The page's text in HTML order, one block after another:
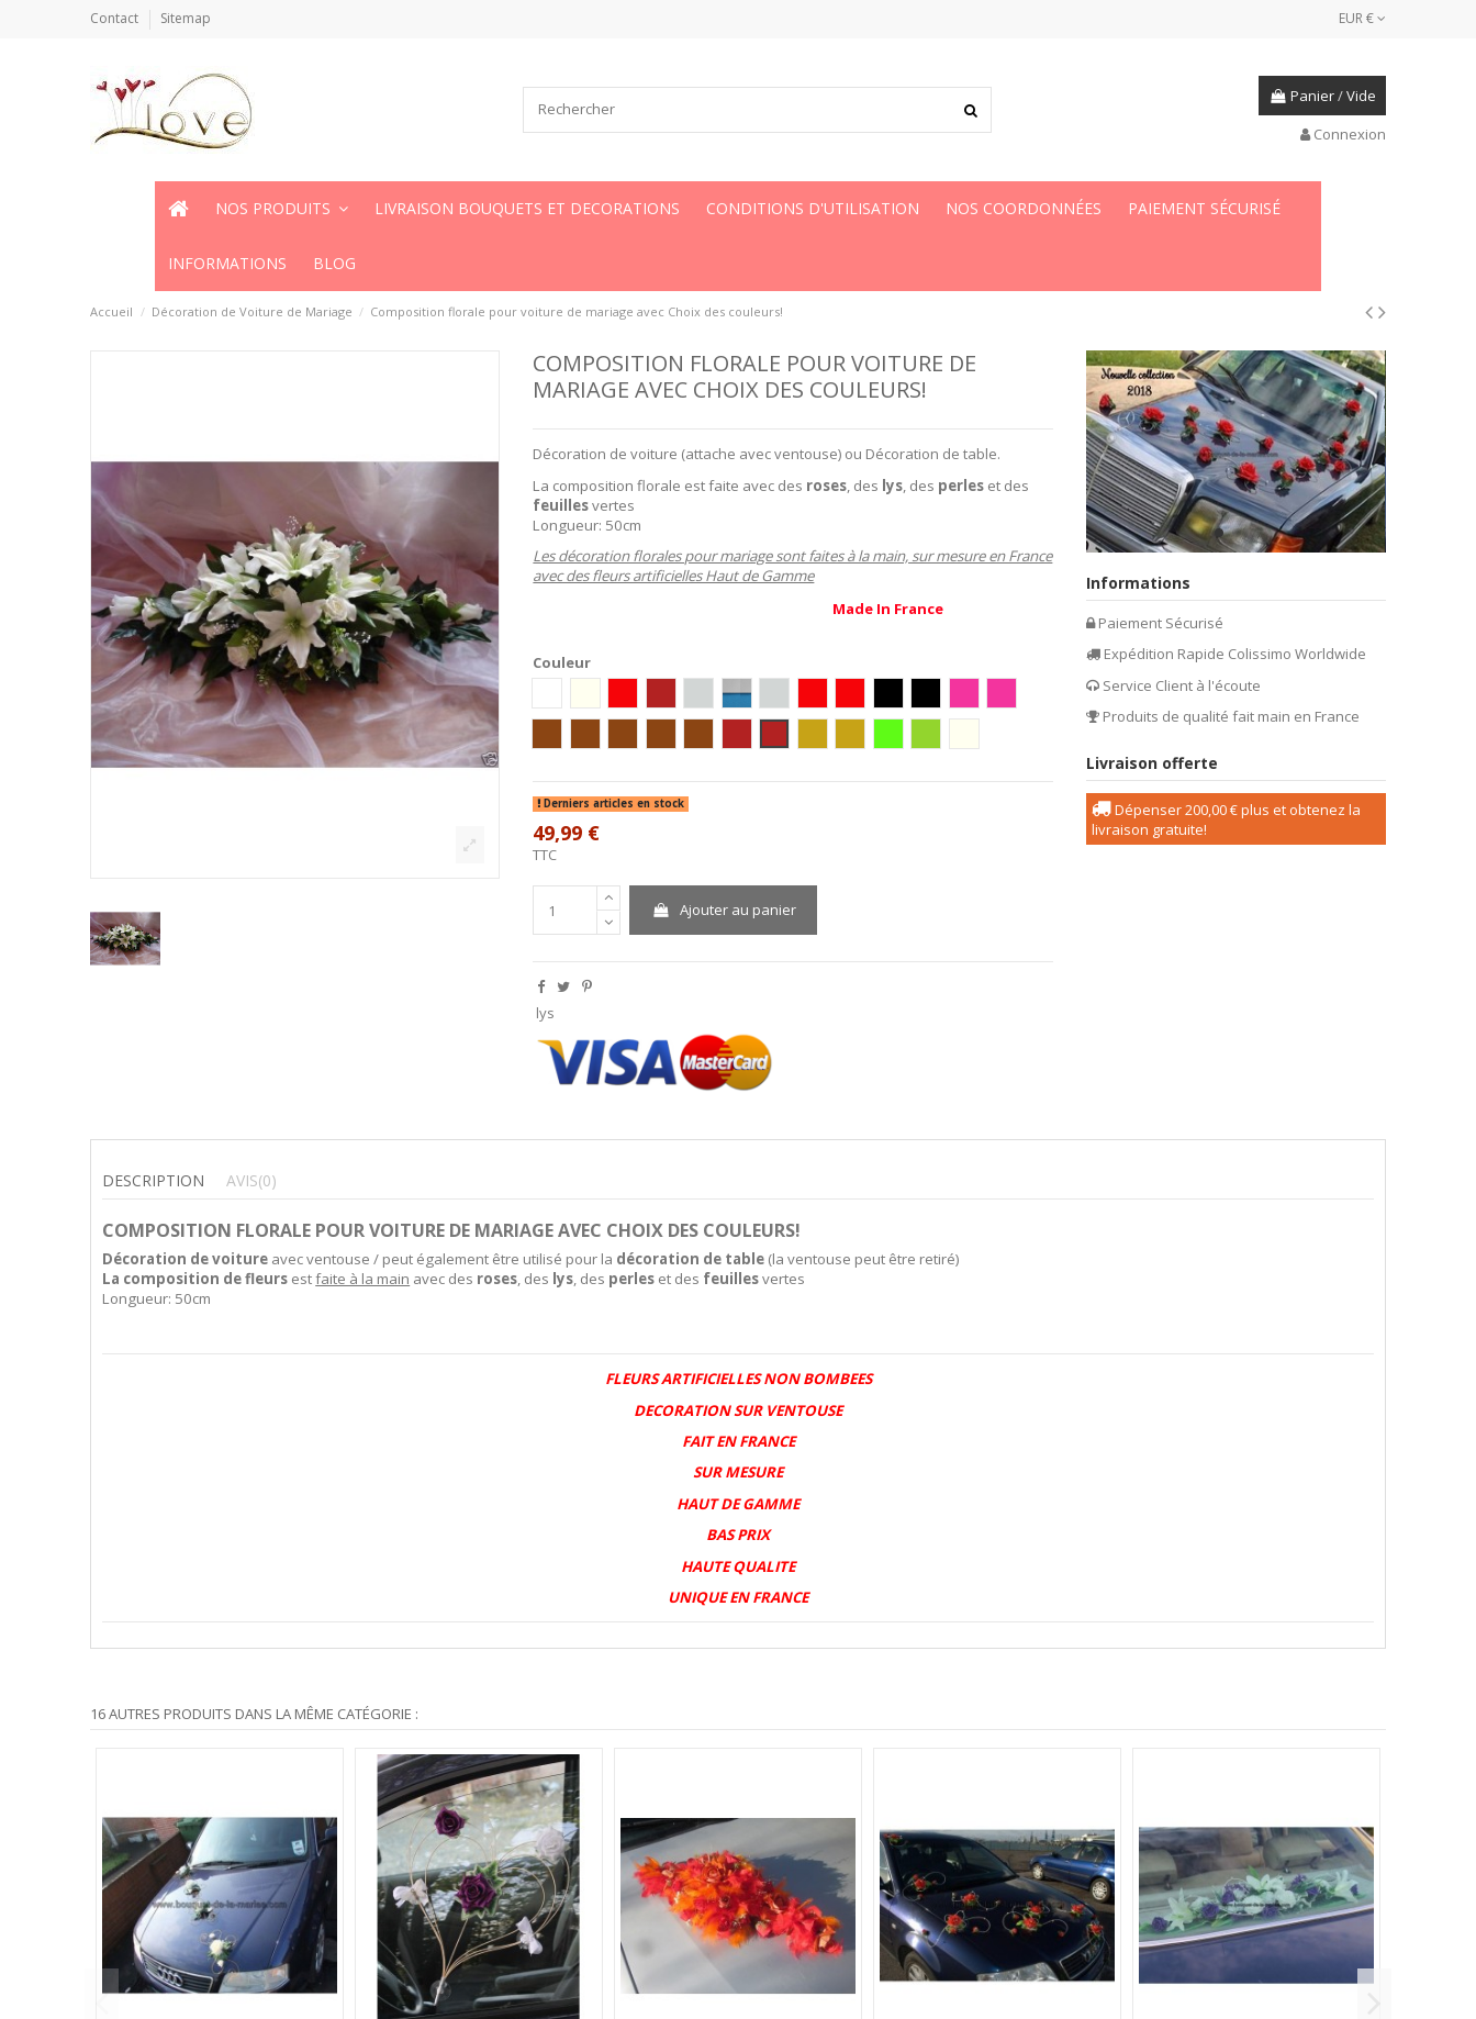
Contact Sitemap EUR €
Panier/Vide
Connexion
NOS PRODUITS LIVRAISON BOUQUETS ET DECORATIONS CONDITIONS D'UTILISATION NOS COORDONNÉES PAIEMENT SÉCURISÉ
INFORMATIONS BLOG
Accueil Décoration de Voiture de Mariage Composition florale pour voiture de mariage avec Choix des couleurs!
COMPOSITION FLORALE POUR VOITURE DE
MARIAGE AVEC CHOIX DES COULEURS!
Décoration de voiture (attache avec ventouse) ou Décoration de table.
La composition florale est faite avec des roses , des lys , des perles et des
feuillesvertes
Longueur: 50cm
Les décoration florales pour mariage sont faites à la main, sur mesure en France
avec des fleurs artificielles Haut de Gamme
Made In France
Couleur
blanc/rouge/or
bordeaux/ivoire/or
Blanc/Argent
Blanc/Turquoise
Derniers articles en stock
49,99 €
TTC
Ajouter au panier
lys
Informations
Paiement Sécurisé
Expédition Rapide Colissimo Worldwide
Service Client à l'écoute
Produits de qualité fait main en France
Livraison offerte
Dépenser200,00 €plus et obtenez la
livraison gratuite!
DESCRIPTION AVIS(0)
COMPOSITION FLORALE POUR VOITURE DE MARIAGE AVEC CHOIX DES COULEURS!
Décoration de voiture avec ventouse / peut également être utilisé pour la décoration de table (la ventouse peut être retiré)
La composition de fleurs estfaite à la main avec des roses, des lys, des perles et des feuillesvertes
Longueur: 50cm
FLEURS ARTIFICIELLES NON BOMBEES
DECORATION SUR VENTOUSE
FAIT EN FRANCE
SUR MESURE
HAUT DE GAMME
BAS PRIX
HAUTE QUALITE
UNIQUE EN FRANCE
16 AUTRES PRODUITS DANS LA MÊME CATÉGORIE :